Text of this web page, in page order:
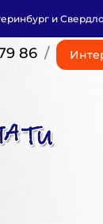
86 /
и